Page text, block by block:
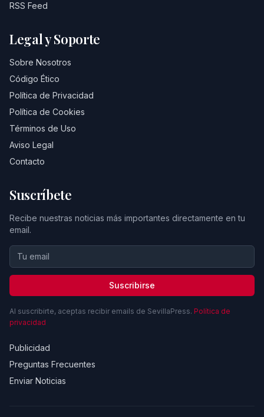
RSS Feed
Legal y Soporte
Sobre Nosotros
Código Ético
Política de Privacidad
Política de Cookies
Términos de Uso
Aviso Legal
Contacto
Suscríbete
Recibe nuestras noticias más importantes directamente en tu
email.
Suscribirse
Al suscribirte, aceptas recibir emails de SevillaPress. Política de
privacidad
Publicidad
Preguntas Frecuentes
Enviar Noticias